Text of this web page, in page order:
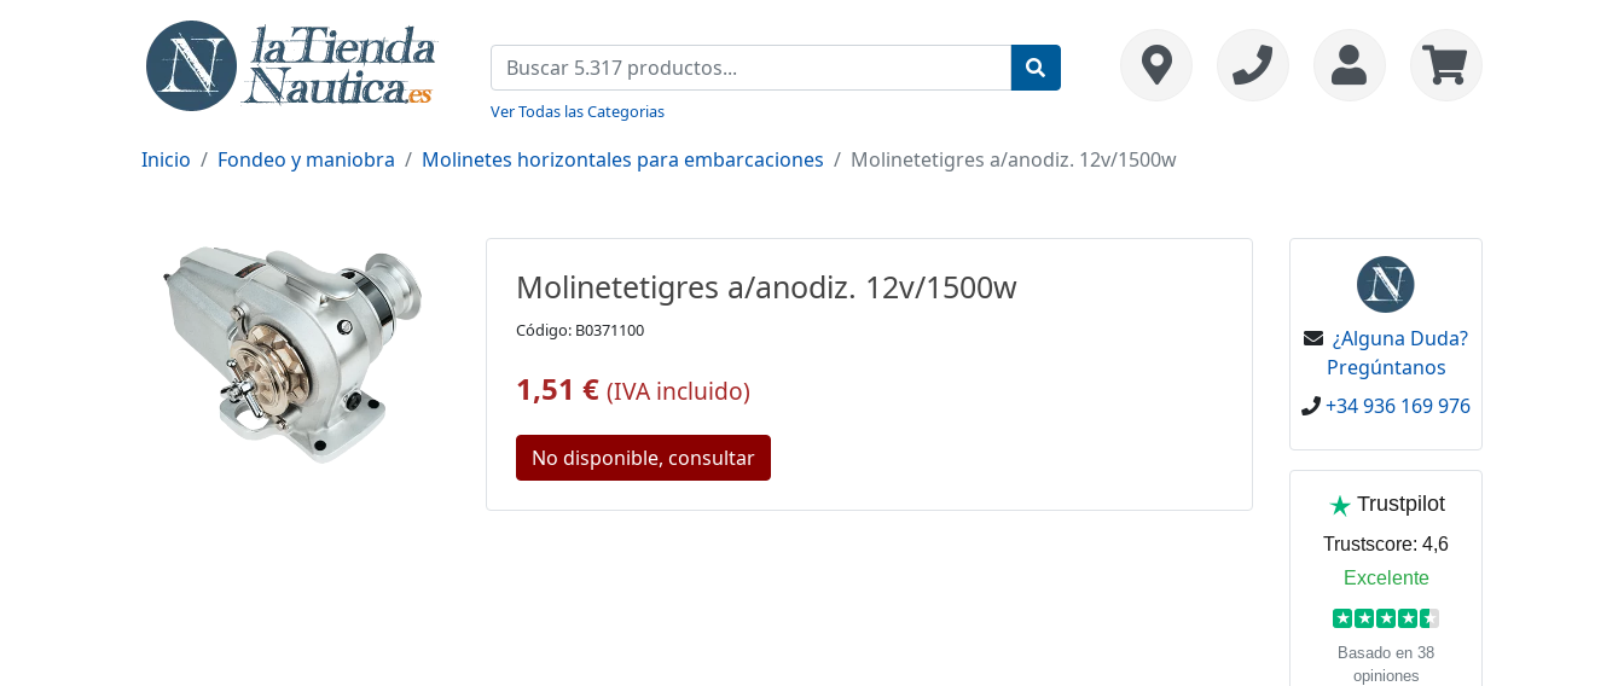
Ver Todas las Categorias
Inicio Fondeo y maniobra Molinetes horizontales para embarcaciones Molinetetigres a/anodiz. 12v/1500w
Molinetetigres a/anodiz. 12v/1500w
Código: B0371100
1,51 € (IVA incluido)
No disponible, consultar
¿Alguna Duda?
Pregúntanos
+34 936 169 976
Trustpilot
Trustscore: 4,6
Excelente
★ ★ ★ ★ ★
Basado en 38
opiniones